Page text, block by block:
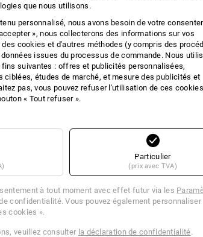
Jeu de pince-câbles/cosses
midi
que nous utilisons.
personnalisé, nous avons besoin de votre
», nous collecterons des informations sur vos
cookies et d'autres méthodes (y compris des
issues du processus de commande. Nous
suivantes : offres et publicités personnalisées,
ciblées, études de marché, et mesure des publicités et
pas, vous pouvez refuser l'utilisation de ces
« Tout refuser ».
Particulier
(prix avec TVA)
à tout moment avec effet futur via les
confidentialité. Vous pouvez également personnaliser
cookies ».
veuillez consulter la déclaration de confidentialité.